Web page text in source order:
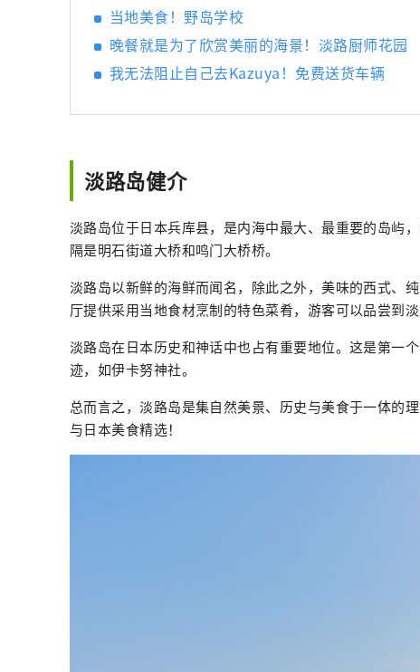
当地美食！野岛学校
晚餐就是为了欣赏美丽的海景！淡路厨师花园
我无法阻止自己去Kazuya！免费送货车辆
淡路岛健介
淡路岛位于日本兵库县，是内海中最大、最重要的岛屿
隔是明石街道大桥和鸣门大桥桥。
淡路岛以新鲜的海鲜而闻名，除此之外，美味的西式、
厅提供采用当地食材烹制的特色菜肴，游客可以品尝到淡
淡路岛在日本历史和神话中也占有重要地位。这是第一
迹，如伊卡努神社。
总而言之，淡路岛是集自然美景、历史与美食于一体的
与日本美食精选！